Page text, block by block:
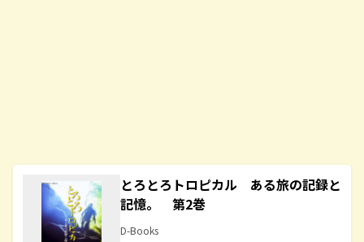
とろとろトロピカル ある旅の記録と
記憶。 第2巻
D-Books